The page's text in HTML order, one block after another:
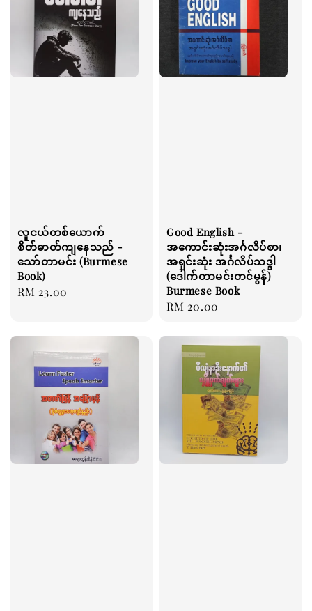
လူငယ်တစ်ယောက်
စိတ်ဓာတ်ကျနေသည် -
သော်တာမင်း (Burmese
Book)
Regular
RM 23.00
Good English -
အကောင်းဆုံးအင်္ဂလိပ်စာ၊
အရှင်းဆုံး အင်္ဂလိပ်သဒ္ဒါ
(ဒေါက်တာမင်းတင်မွန်)
Burmese Book
Regular
RM 20.00